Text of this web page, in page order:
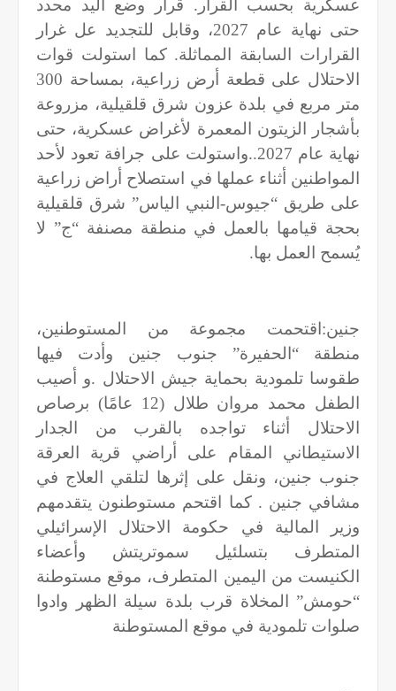
عسكرية بحسب القرار. قرار وضع اليد محدد
حتى نهاية عام 2027، وقابل للتجديد عل غرار
القرارات السابقة المماثلة. كما استولت قوات
الاحتلال على قطعة أرض زراعية، بمساحة 300
متر مربع في بلدة عزون شرق قلقيلية، مزروعة
بأشجار الزيتون المعمرة لأغراض عسكرية، حتى
نهاية عام 2027..واستولت على جرافة تعود لأحد
المواطنين أثناء عملها في استصلاح أراض زراعية
على طريق “جيوس-النبي الياس” شرق قلقيلية
بحجة قيامها بالعمل في منطقة مصنفة “ج” لا
يُسمح العمل بها.
جنين:اقتحمت مجموعة من المستوطنين،
منطقة “الحفيرة” جنوب جنين وأدت فيها
طقوسا تلمودية بحماية جيش الاحتلال .و أصيب
الطفل محمد مروان طلال (12 عامًا) برصاص
الاحتلال أثناء تواجده بالقرب من الجدار
الاستيطاني المقام على أراضي قرية العرقة
جنوب جنين، ونقل على إثرها لتلقي العلاج في
مشافي جنين . كما اقتحم مستوطنون يتقدمهم
وزير المالية في حكومة الاحتلال الإسرائيلي
المتطرف بتسلئيل سموتريتش وأعضاء
الكنيست من اليمين المتطرف، موقع مستوطنة
“حومش” المخلاة قرب بلدة سيلة الظهر وادوا
صلوات تلمودية في موقع المستوطنة